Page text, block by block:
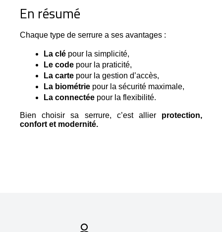
En résumé
Chaque type de serrure a ses avantages :
La clé pour la simplicité,
Le code pour la praticité,
La carte pour la gestion d’accès,
La biométrie pour la sécurité maximale,
La connectée pour la flexibilité.
Bien choisir sa serrure, c’est allier protection,
confort et modernité.